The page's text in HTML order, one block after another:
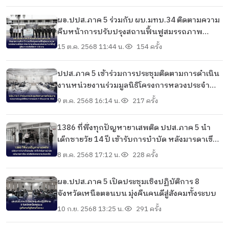
ผอ.ปปส.ภาค 5 ร่วมกับ ผบ.มทบ.34 ติดตามความ
คืบหน้าการปรับปรุงสถานฟื้นฟูสมรรถภาพ
พลเมืองกองทัพบก พบมีความพร้อมรองรับการ
15 ต.ค. 2568 11:44 น. 154 ครั้ง
ปปส.ภาค 5 เข้าร่วมการประชุมติดตามการดำเนิน
งานหน่วยงานร่วมมูลนิธิโครงการหลวงประจำ
เดือนตุลาคม 2568
9 ต.ค. 2568 16:14 น. 217 ครั้ง
1386 ที่พึ่งทุกปัญหายาเสพติด ปปส.ภาค 5 นำ
เด็กชายวัย 14 ปี เข้ารับการบำบัด หลังมารดาเขียน
หนังสือร้องขอความช่วยเหลือ
8 ต.ค. 2568 17:12 น. 228 ครั้ง
ผอ.ปปส.ภาค 5 เปิดประชุมเชิงปฏิบัติการ 8
จังหวัดเหนือตอนบน มุ่งคืนคนดีสู่สังคมทั้งระบบ
10 ก.ย. 2568 13:25 น. 291 ครั้ง